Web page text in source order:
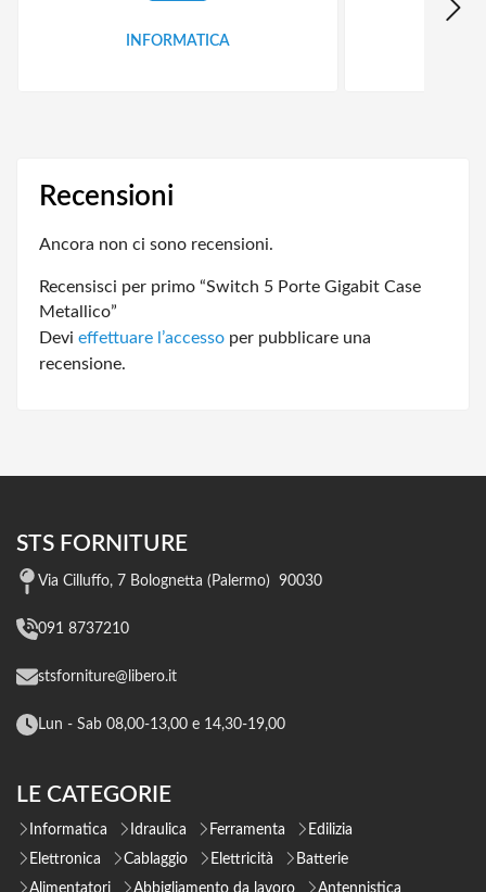
INFORMATICA
Recensioni
Ancora non ci sono recensioni.
Recensisci per primo “Switch 5 Porte Gigabit Case
Metallico”
Devi effettuare l’accesso per pubblicare una
recensione.
STS FORNITURE
Via Cilluffo, 7 Bolognetta (Palermo) 90030
091 8737210
stsforniture@libero.it
Lun - Sab 08,00-13,00 e 14,30-19,00
LE CATEGORIE
Informatica Idraulica Ferramenta
Edilizia
Elettronica
Cablaggio Elettricità
Batterie
Alimentatori
Abbigliamento da lavoro Antennistica